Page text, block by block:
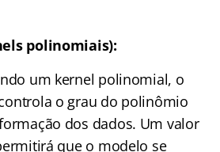
polinomiais):
um kernel polinomial, o
o grau do polinômio
dos dados. Um valor
que o modelo se